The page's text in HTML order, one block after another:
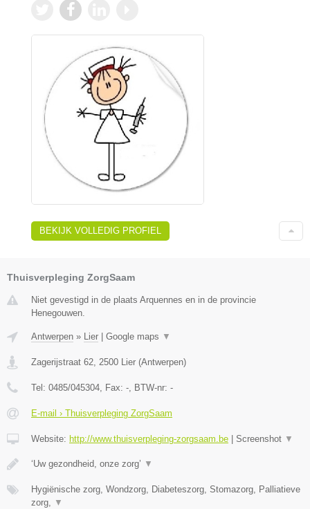
BEKIJK VOLLEDIG PROFIEL
Thuisverpleging ZorgSaam
Niet gevestigd in de plaats Arquennes en in de provincie
Henegouwen.
Antwerpen » Lier Google maps ▼
Zagerijstraat 62, 2500 Lier (Antwerpen)
Tel: 0485/045304, Fax: -, BTW-nr: -
E-mail › Thuisverpleging ZorgSaam
Website: http://www.thuisverpleging-zorgsaam.be Screenshot ▼
‘Uw gezondheid, onze zorg’ ▼
Hygiënische zorg, Wondzorg, Diabeteszorg, Stomazorg, Palliatieve
zorg, ▼